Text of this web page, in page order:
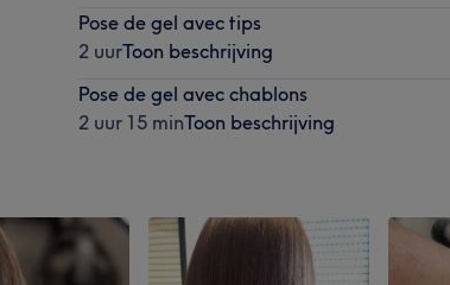
Pose de gel avec tips
2 uurToon beschrijving
Pose de gel avec chablons
2 uur 15 minToon beschrijving